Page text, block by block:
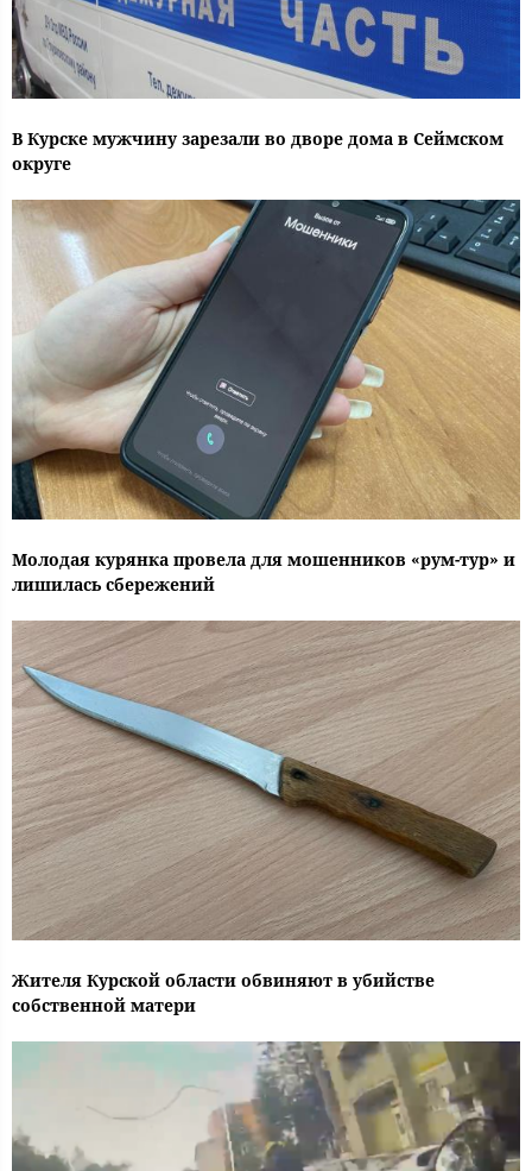
В Курске мужчину зарезали во дворе дома в Сеймском
округе
Молодая курянка провела для мошенников «рум-тур» и
лишилась сбережений
Жителя Курской области обвиняют в убийстве
собственной матери